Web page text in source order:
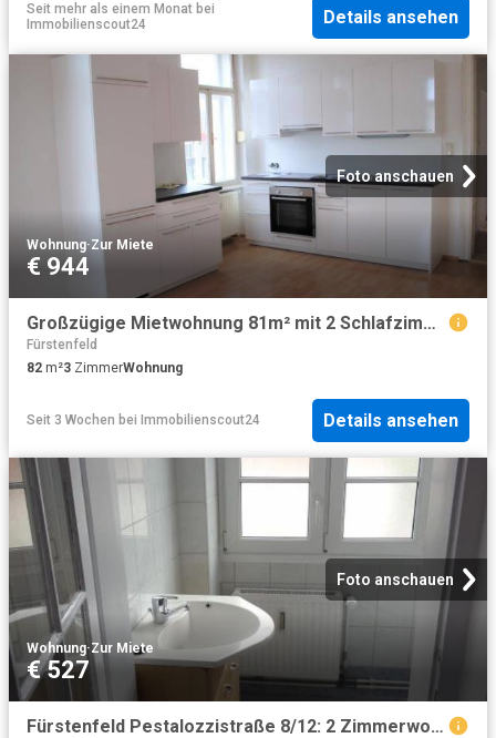
Seit mehr als einem Monat bei
Immobilienscout24
Details ansehen
Foto anschauen
Wohnung·Zur Miete
€ 944
Großzügige Mietwohnung 81m² mit 2 Schlafzimmern im Zentrum von Fürstenfeld!
Fürstenfeld
82 m²3 ZimmerWohnung
Seit 3 Wochen bei Immobilienscout24 Details ansehen
Foto anschauen
Wohnung·Zur Miete
€ 527
Fürstenfeld Pestalozzistraße 8/12: 2 Zimmerwohnung unbefristet!